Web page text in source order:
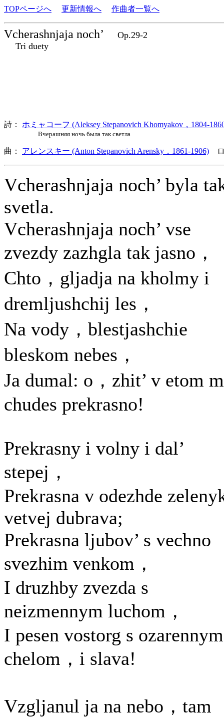
TOPページへ 更新情報へ 作曲者一覧へ
Vcherashnjaja noch’
Op.29-2
Tri duety
詩： ホミャコーフ (Aleksey Stepanovich Khomyakov，1804-
Вчерашняя ночь была так светла
曲： アレンスキー (Anton Stepanovich Arensky，1861-1906)
Vcherashnjaja noch’ byla
svetla.
Vcherashnjaja noch’ vse
zvezdy zazhgla tak jasno，
Chto，gljadja na kholmy i
dremljushchij les，
Na vody，blestjashchie
bleskom nebes，
Ja dumal: o，zhit’ v etom
chudes prekrasno!
Prekrasny i volny i dal’
stepej，
Prekrasna v odezhde
vetvej dubrava;
Prekrasna ljubov’ s vechno
svezhim venkom，
I druzhby zvezda s
neizmennym luchom，
I pesen vostorg s ozarennym
chelom，i slava!
Vzgljanul ja na nebo，tam